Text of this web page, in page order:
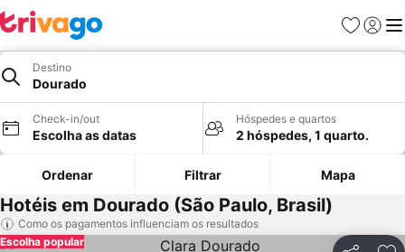
Favoritos
Iniciar
Destino
Dourado
Check-in/out
Escolha as datas
Hóspedes e quartos
2 hóspedes, 1 quarto.
Ordenar Filtrar Mapa
Hotéis em Dourado (São Paulo, Brasil)
Como os pagamentos influenciam os resultados
Escolha popular